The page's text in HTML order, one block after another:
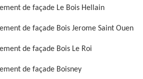
de façade Le Bois Hellain
de façade Bois Jerome Saint Ouen
de façade Bois Le Roi
de façade Boisney